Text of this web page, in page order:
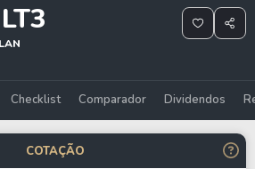
Checklist Comparador Dividendos
COTAÇÃO